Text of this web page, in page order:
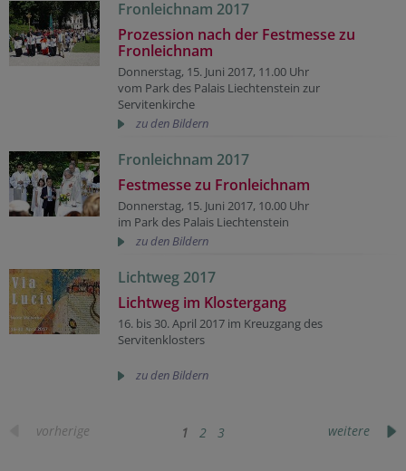
Fronleichnam 2017
Prozession nach der Festmesse zu
Fronleichnam
Donnerstag, 15. Juni 2017, 11.00 Uhr
vom Park des Palais Liechtenstein zur
Servitenkirche
zu den Bildern
Fronleichnam 2017
Festmesse zu Fronleichnam
Donnerstag, 15. Juni 2017, 10.00 Uhr
im Park des Palais Liechtenstein
zu den Bildern
Lichtweg 2017
Lichtweg im Klostergang
16. bis 30. April 2017 im Kreuzgang des
Servitenklosters
zu den Bildern
vorherige 1 2 3 weitere